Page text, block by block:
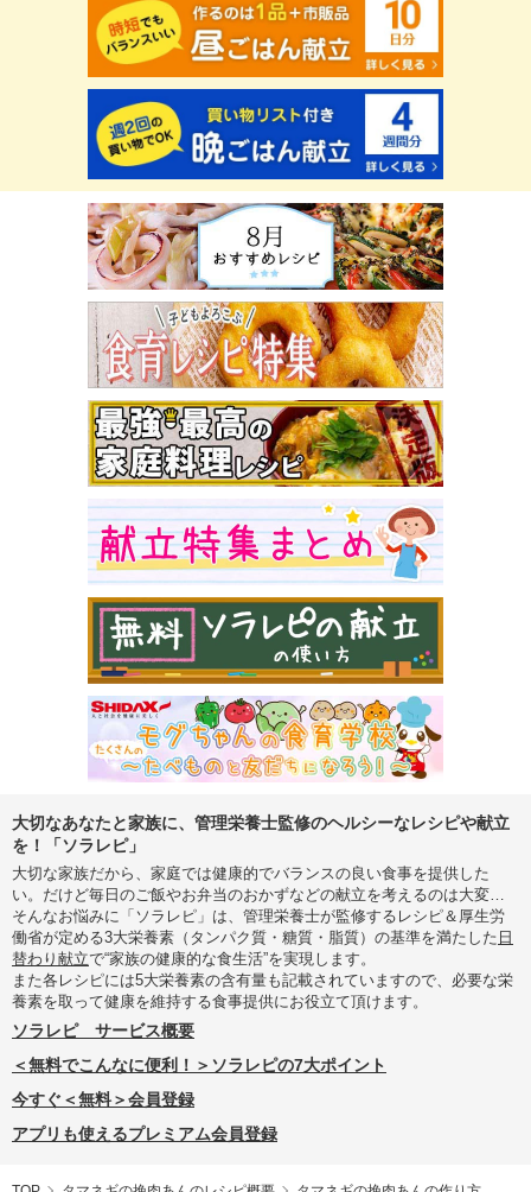
大切なあなたと家族に、管理栄養士監修のヘルシーなレシピや献立
を！「ソラレピ」
大切な家族だから、家庭では健康的でバランスの良い食事を提供した
い。だけど毎日のご飯やお弁当のおかずなどの献立を考えるのは大変…
そんなお悩みに「ソラレピ」は、管理栄養士が監修するレシピ＆厚生労
働省が定める3大栄養素（タンパク質・糖質・脂質）の基準を満たした 日
替わり献立で“家族の健康的な食生活”を実現します。
また各レシピには5大栄養素の含有量も記載されていますので、必要な栄
養素を取って健康を維持する食事提供にお役立て頂けます。
ソラレピ サービス概要
＜無料でこんなに便利！＞ソラレピの7大ポイント
今すぐ＜無料＞会員登録
アプリも使えるプレミアム会員登録